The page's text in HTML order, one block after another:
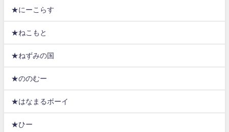
★にーこらす
★ねこもと
★ねずみの国
★ののむー
★はなまるボーイ
★ひー